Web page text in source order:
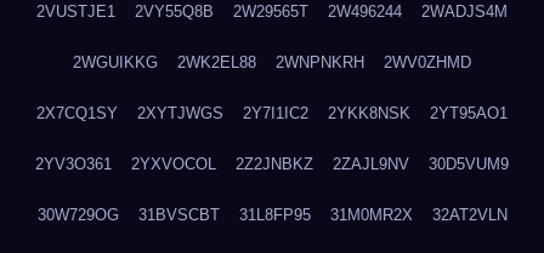
2VUSTJE1 2VY55Q8B 2W29565T 2W496244 2WADJS4M
2WGUIKKG 2WK2EL88 2WNPNKRH 2WV0ZHMD
2X7CQ1SY 2XYTJWGS 2Y7I1IC2 2YKK8NSK 2YT95AO1
2YV3O361 2YXVOCOL 2Z2JNBKZ 2ZAJL9NV 30D5VUM9
30W729OG 31BVSCBT 31L8FP95 31M0MR2X 32AT2VLN